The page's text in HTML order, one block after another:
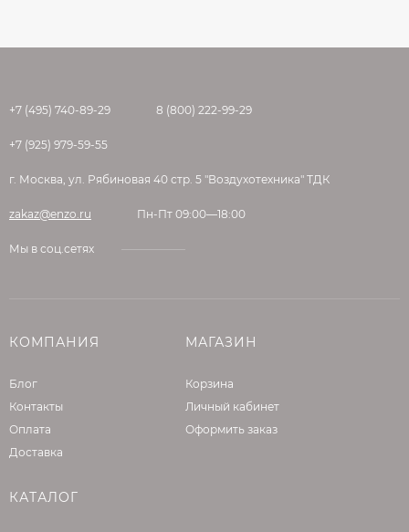
• обработка асфальта, деревянных
+7 (495) 740-89-29 8 (800) 222-99-29
+7 (925) 979-59-55
г. Москва, ул. Рябиновая 40 стр. 5 "Воздухотехника" ТДК
zakaz@enzo.ru Пн-Пт 09:00—18:00
Мы в соц.сетях
КОМПАНИЯ
Блог
Контакты
Оплата
Доставка
МАГАЗИН
Корзина
Личный кабинет
Оформить заказ
КАТАЛОГ